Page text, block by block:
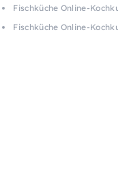
Fischküche Online-
Fischküche Online-